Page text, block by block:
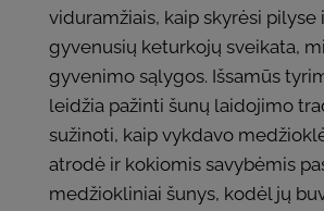
viduramžiais, kaip skyrėsi pilyse
gyvenusių keturkojų sveikata,
gyvenimo sąlygos. Išsamūs
leidžia pažinti šunų laidojimo
sužinoti, kaip vykdavo
atrodė ir kokiomis savybėmis
medžiokliniai šunys, kodėl jų